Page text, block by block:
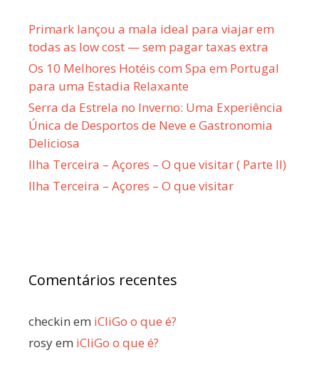
Primark lançou a mala ideal para viajar em
todas as low cost — sem pagar taxas extra
Os 10 Melhores Hotéis com Spa em Portugal
para uma Estadia Relaxante
Serra da Estrela no Inverno: Uma Experiência
Única de Desportos de Neve e Gastronomia
Deliciosa
Ilha Terceira – Açores – O que visitar ( Parte II)
Ilha Terceira – Açores – O que visitar
Comentários recentes
checkin em iCliGo o que é?
rosyem iCliGo o que é?